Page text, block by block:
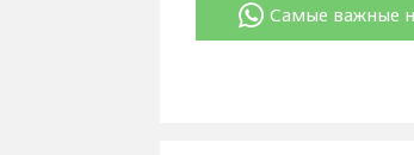
Самые важные